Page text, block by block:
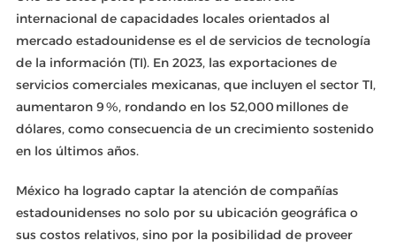
internacional de capacidades locales orientados al
mercado estadounidense es el de servicios de tecnología
de la información (TI). En 2023, las exportaciones de
servicios comerciales mexicanas, que incluyen el sector TI,
aumentaron 9 %, rondando en los 52,000 millones de
dólares, como consecuencia de un crecimiento sostenido
en los últimos años.
México ha logrado captar la atención de compañías
estadounidenses no solo por su ubicación geográfica o
sus costos relativos, sino por la posibilidad de proveer